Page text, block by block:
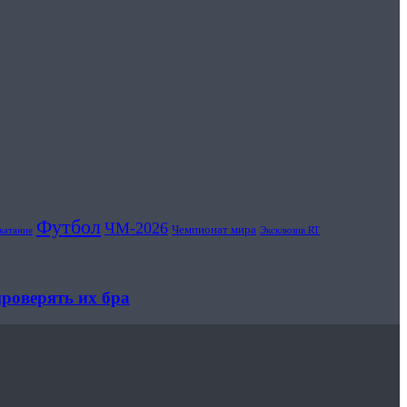
Футбол ЧМ-2026 Чемпионат мира Эксклюзив RT
их бра